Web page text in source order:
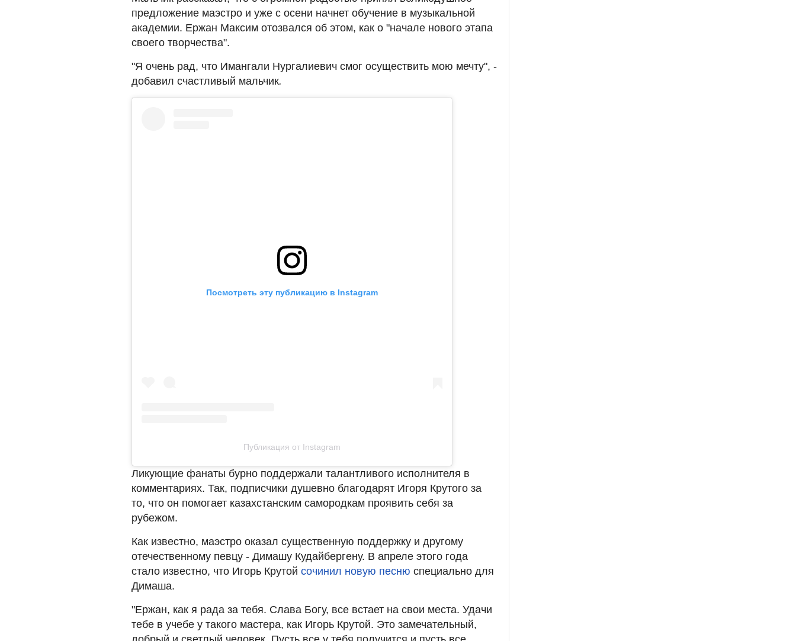
предложение маэстро и уже с осени начнет обучение в музыкальной
академии. Ержан Максим отозвался об этом, как о "начале нового этапа
своего творчества".
"Я очень рад, что Имангали Нургалиевич смог осуществить мою мечту", -
добавил счастливый мальчик.
Посмотреть эту публикацию в Instagram
Публикация от Instagram
Ликующие фанаты бурно поддержали талантливого исполнителя в
комментариях. Так, подписчики душевно благодарят Игоря Крутого за
то, что он помогает казахстанским самородкам проявить себя за
рубежом.
Как известно, маэстро оказал существенную поддержку и другому
отечественному певцу - Димашу Кудайбергену. В апреле этого года
стало известно, что Игорь Крутой сочинил новую песню специально для
Димаша.
"Ержан, как я рада за тебя. Слава Богу, все встает на свои места. Удачи
тебе в учебе у такого мастера, как Игорь Крутой. Это замечательный,